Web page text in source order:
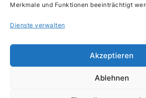
Merkmale und Funktionen beeinträchtigt
Dienste verwalten
Akzeptieren
Ablehnen